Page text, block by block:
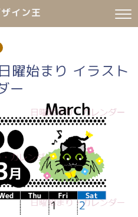
イン王
曜始まり イラスト
ー